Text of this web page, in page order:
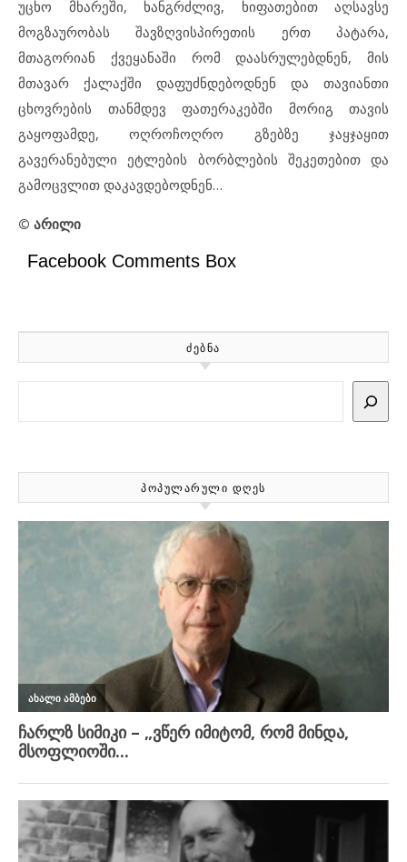
უცხო მხარეში, ხანგრძლივ, ხიფათებით აღსავსე
მოგზაურობას შავზღვისპირეთის ერთ პატარა,
მთაგორიან ქვეყანაში რომ დაასრულებდნენ, მის
მთავარ ქალაქში დაფუძნდებოდნენ და თავიანთი
ცხოვრების თანმდევ ფათერაკებში მორიგ თავის
გაყოფამდე, ოღროჩოღრო გზებზე ჯაყჯაყით
გავერანებული ეტლების ბორბლების შეკეთებით და
გამოცვლით დაკავდებოდნენ…
© არილი
Facebook Comments Box
ᲫᲔᲑᲜᲐ
ᲞᲝᲞᲣᲚᲐᲠᲣᲚᲘ ᲓᲦᲔᲡ